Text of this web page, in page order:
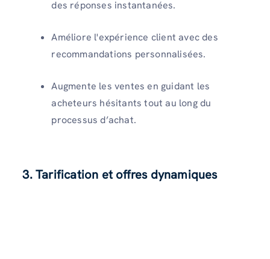
des réponses instantanées.
Améliore l'expérience client avec des
recommandations personnalisées.
Augmente les ventes en guidant les
acheteurs hésitants tout au long du
processus d’achat.
3. Tarification et offres dynamiques